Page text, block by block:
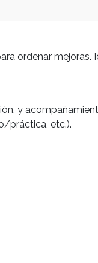
ordenar mejoras.
y
práctica, etc.).